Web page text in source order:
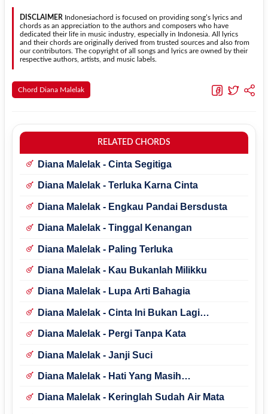
dipelajari oleh pemula tanpa menghilangkan struktur dasar lagu.
DISCLAIMER Indonesiachord is focused on providing song’s lyrics and
chords as an appreciation to the authors and composers who have
dedicated their life in music industry, especially in Indonesia. All lyrics
and their chords are originally derived from trusted sources and also from
our contributors. The copyright of all songs and lyrics are owned by their
respective authors, artists, and music labels.
Chord Diana Malelak
RELATED CHORDS
Diana Malelak - Cinta Segitiga
Diana Malelak - Terluka Karna Cinta
Diana Malelak - Engkau Pandai Bersdusta
Diana Malelak - Tinggal Kenangan
Diana Malelak - Paling Terluka
Diana Malelak - Kau Bukanlah Milikku
Diana Malelak - Lupa Arti Bahagia
Diana Malelak - Cinta Ini Bukan Lagi
Diana Malelak - Pergi Tanpa Kata
Diana Malelak - Janji Suci
Diana Malelak - Hati Yang Masih
Diana Malelak - Keringlah Sudah Air Mata